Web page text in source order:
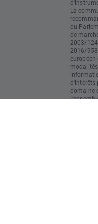
La
du
de
2003/124
2016/
européen
d'intérêts
domaine